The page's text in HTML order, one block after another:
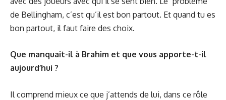
de Bellingham, c’est qu’il est bon partout. Et quand tu es
bon partout, il faut faire des choix.
Que manquait-il à Brahim et que vous apporte-t-il
aujourd’hui ?
Il comprend mieux ce que j’attends de lui, dans ce rôle